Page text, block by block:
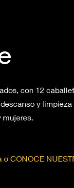
con 12
y
mujeres.
o CONOCE